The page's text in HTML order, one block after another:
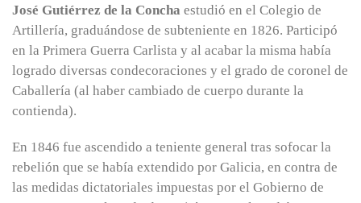
José Gutiérrez de la Concha estudió en el Colegio de
Artillería, graduándose de subteniente en 1826. Participó
en la Primera Guerra Carlista y al acabar la misma había
logrado diversas condecoraciones y el grado de coronel de
Caballería (al haber cambiado de cuerpo durante la
contienda).
En 1846 fue ascendido a teniente general tras sofocar la
rebelión que se había extendido por Galicia, en contra de
las medidas dictatoriales impuestas por el Gobierno de